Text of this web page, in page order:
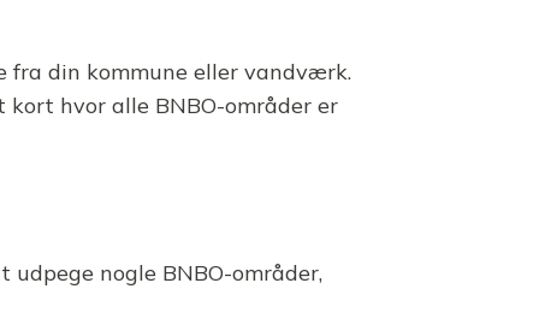
fra din kommune eller vandværk.
kort hvor alle BNBO-områder er
nogle BNBO-områder,